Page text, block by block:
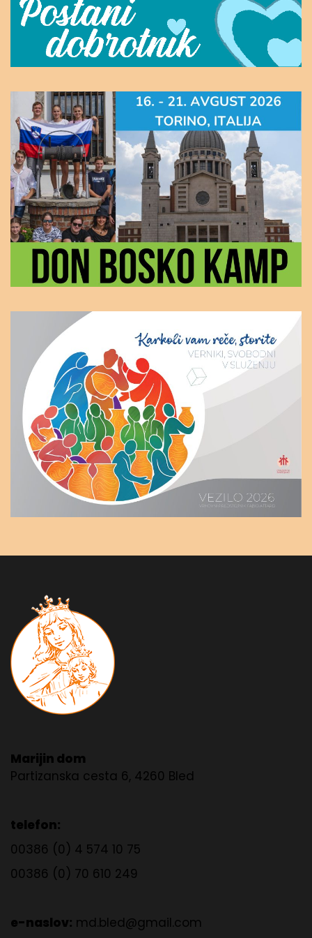
Marijin dom
Partizanska cesta 6, 4260 Bled
telefon:
00386 (0) 4 574 10 75
00386 (0) 70 610 249
e-naslov: md.bled@gmail.com